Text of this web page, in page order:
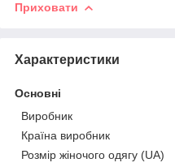
Приховати
Характеристики
Основні
Виробник
Країна виробник
Розмір жіночого одягу (UA)